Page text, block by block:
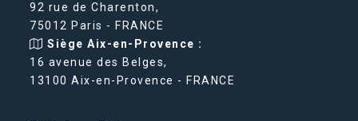
92 rue de Charenton,
75012 Paris - FRANCE
Siège Aix-en-Provence :
16 avenue des Belges,
13100 Aix-en-Provence - FRANCE